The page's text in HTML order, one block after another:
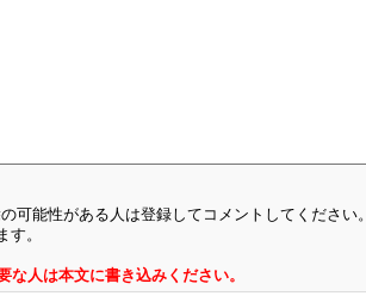
可能性がある人は登録してコメントしてください。
。
人は本文に書き込みください。